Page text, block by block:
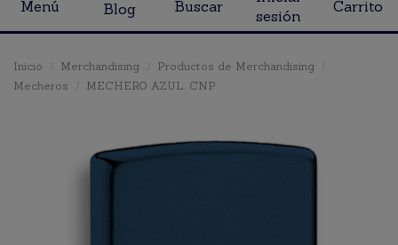
Menú Blog Buscar
sesión
Carrito
Inicio Merchandising
Productos de Merchandising
Mecheros
MECHERO AZUL. CNP